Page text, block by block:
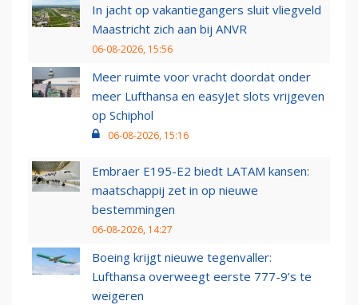
In jacht op vakantiegangers sluit vliegveld
Maastricht zich aan bij ANVR
06-08-2026, 15:56
Meer ruimte voor vracht doordat onder
meer Lufthansa en easyJet slots vrijgeven
op Schiphol
06-08-2026, 15:16
Embraer E195-E2 biedt LATAM kansen:
maatschappij zet in op nieuwe
bestemmingen
06-08-2026, 14:27
Boeing krijgt nieuwe tegenvaller:
Lufthansa overweegt eerste 777-9’s te
weigeren